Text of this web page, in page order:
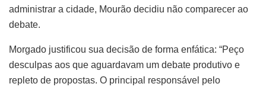
administrar a cidade, Mourão decidiu não comparecer ao
debate.
Morgado justificou sua decisão de forma enfática: “Peço
desculpas aos que aguardavam um debate produtivo e
repleto de propostas. O principal responsável pelo